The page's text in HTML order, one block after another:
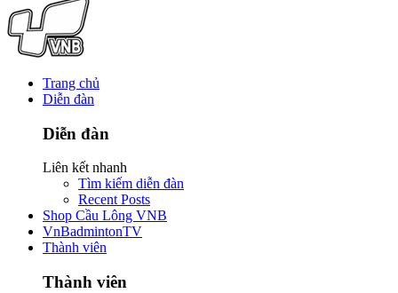
Trang chủ
Diễn đàn
Diễn đàn
Liên kết nhanh
Tìm kiếm diễn đàn
Recent Posts
Shop Cầu Lông VNB
VnBadmintonTV
Thành viên
Thành viên